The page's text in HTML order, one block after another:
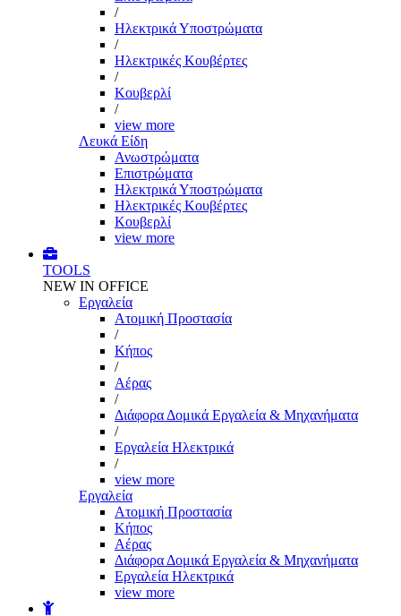
/
Ηλεκτρικά Υποστρώματα
/
Ηλεκτρικές Κουβέρτες
/
Κουβερλί
/
view more
Λευκά Είδη
Ανωστρώματα
Επιστρώματα
Ηλεκτρικά Υποστρώματα
Ηλεκτρικές Κουβέρτες
Κουβερλί
view more
TOOLS
NEW IN OFFICE
Εργαλεία
Aτομική Προστασία
/
Kήπος
/
Αέρας
/
Διάφορα Δομικά Εργαλεία & Μηχανήματα
/
Εργαλεία Ηλεκτρικά
/
view more
Εργαλεία
Aτομική Προστασία
Kήπος
Αέρας
Διάφορα Δομικά Εργαλεία & Μηχανήματα
Εργαλεία Ηλεκτρικά
view more